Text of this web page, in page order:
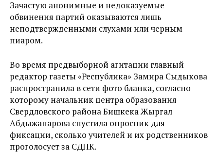
Зачастую анонимные и недоказуемые
обвинения партий оказываются лишь
неподтвержденными слухами или черным
пиаром.
Во время предвыборной агитации главный
редактор газеты «Республика» Замира Сыдыкова
распространила в сети фото бланка, согласно
которому начальник центра образования
Свердловского района Бишкека Жыргал
Абдыжапарова спустила опросник для
фиксации, сколько учителей и их родственников
проголосует за СДПК.